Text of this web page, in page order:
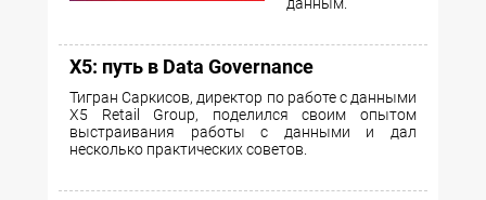
X5: путь в Data Governance
Тигран Саркисов, директор по работе с данными
Х5 Retail Group, поделился своим опытом
выстраивания работы с данными и дал
несколько практических советов.